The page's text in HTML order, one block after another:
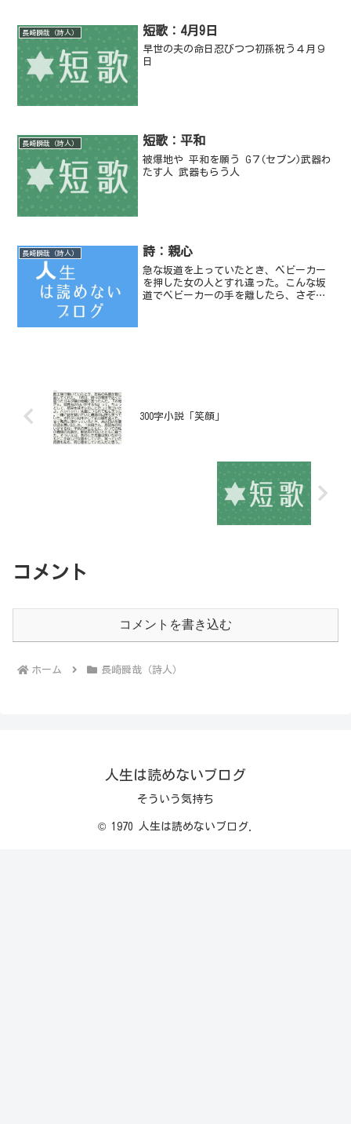
長崎瞬哉（詩人） 短歌：4月9日
早世の夫の命日忍びつつ初孫祝う４月９
日
長崎瞬哉（詩人） 短歌：平和
被爆地や 平和を願う G７(セブン)武器わ
たす人 武器もらう人
長崎瞬哉（詩人） 詩：親心
急な坂道を上っていたとき、ベビーカー
を押した女の人とすれ違った。こんな坂
道でベビーカーの手を離したら、さぞ大
300字小説「笑顔」
コメント
コメントを書き込む
ホーム 長崎瞬哉（詩人）
人生は読めないブログ
そういう気持ち
© 1970 人生は読めないブログ.